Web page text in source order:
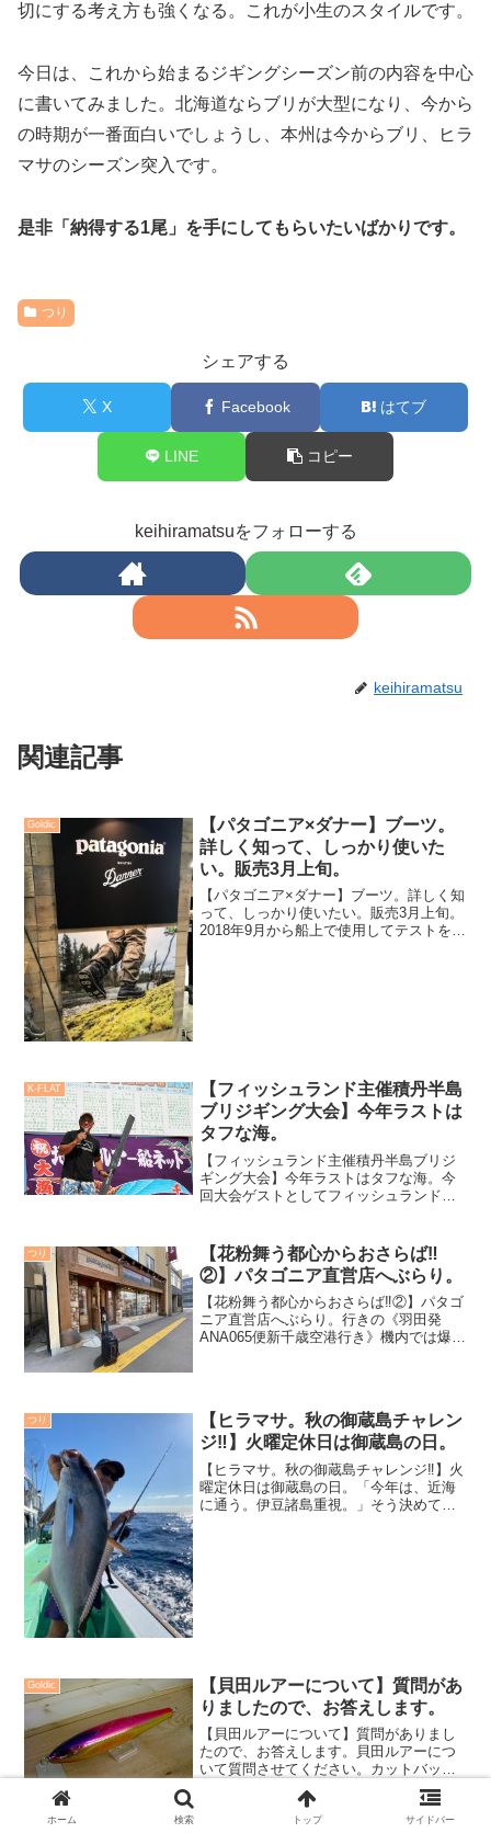
切にする考え方も強くなる。これが小生のスタイルです。
今日は、これから始まるジギングシーズン前の内容を中心
に書いてみました。北海道ならブリが大型になり、今から
の時期が一番面白いでしょうし、本州は今からブリ、ヒラ
マサのシーズン突入です。
是非「納得する1尾」を手にしてもらいたいばかりです。
つり
シェアする
X Facebook はてブ
LINE コピー
keihiramatsuをフォローする
keihiramatsu
関連記事
Goldic
【パタゴニア×ダナー】ブーツ。
詳しく知って、しっかり使いた
い。販売3月上旬。
【パタゴニア×ダナー】ブーツ。詳しく知
って、しっかり使いたい。販売3月上旬。
2018年9月から船上で使用してテストを繰
K-FLAT
【フィッシュランド主催積丹半島
ブリジギング大会】今年ラストは
タフな海。
【フィッシュランド主催積丹半島ブリジ
ギング大会】今年ラストはタフな海。今
回大会ゲストとしてフィッシュランド様
駐車場はどこも満車。前日に駐車場の予
約を入れておいたつもりが...
つり
【花粉舞う都心からおさらば‼️
②】パタゴニア直営店へぶらり。
【花粉舞う都心からおさらば‼️②】パタゴ
ニア直営店へぶらり。行きの《羽田発
ANA065便新千歳空港行き》機内では爆
もの人間の生理的...
つり
【ヒラマサ。秋の御蔵島チャレン
ジ‼️】火曜定休日は御蔵島の日。
【ヒラマサ。秋の御蔵島チャレンジ‼️】火
曜定休日は御蔵島の日。「今年は、近海
に通う。伊豆諸島重視。」そう決めてス
Goldic
【貝田ルアーについて】質問があ
りましたので、お答えします。
【貝田ルアーについて】質問がありまし
たので、お答えします。貝田ルアーにつ
いて質問させてください。カットバック
というルアーがありますが、このルアー
はどのようなルアー(フローティングorシ
ンキング、ジャークして使うのかリーリ
ホーム 検索 トップ サイドバー